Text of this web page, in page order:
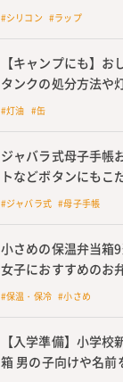
介
#シリコン #ラップ
【キャンプにも】
タンクの処分方法や
#灯油 #缶
ジャバラ式母子手帳
トなどボタンにもこ
#ジャバラ式 #母子手帳
小さめの保温弁当箱9
女子におすすめのお
#保温・保冷 #小さめ
【入学準備】小学
箱 男の子向けや名